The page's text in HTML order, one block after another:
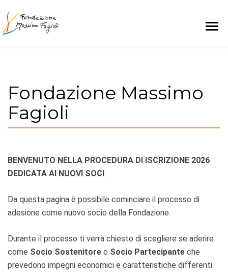
Fondazione Massimo
Fagioli
BENVENUTO NELLA PROCEDURA DI ISCRIZIONE 2026
DEDICATA AI NUOVI SOCI
Da questa pagina è possibile cominciare il processo di
adesione come nuovo socio della Fondazione.
Durante il processo ti verrà chiesto di scegliere se aderire
come Socio Sostenitore o Socio Partecipante che
prevedono impegni economici e caratteristiche differenti